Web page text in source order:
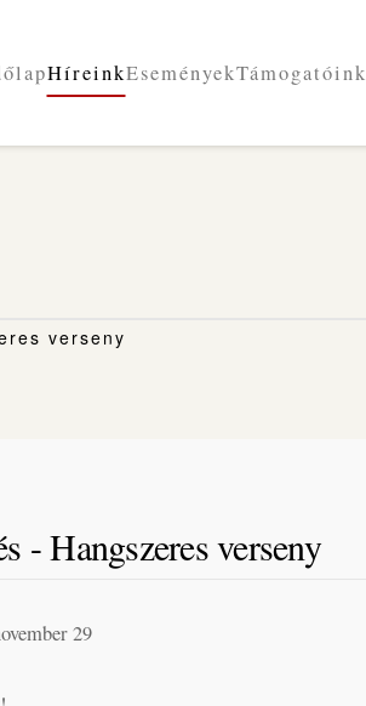
HíreinkEseményekTámogatóink
verseny
- Hangszeres verseny
29